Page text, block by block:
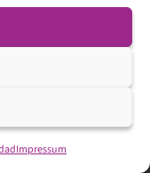
Impressum